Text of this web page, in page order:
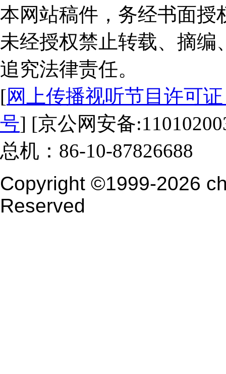
本网站稿件，务经书面授
未经授权禁止转载、摘
追究法律责任。
[网上传播视听节目许可
号] [京公网安备
总机：86-10-87826688
Copyright ©1999-2026
Reserved